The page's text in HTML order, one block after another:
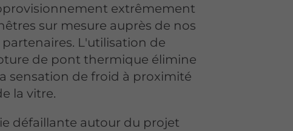
extrêmement
sur mesure auprès de nos
L'utilisation de
de pont thermique élimine
sensation de froid à proximité
la vitre.
défaillante autour du projet